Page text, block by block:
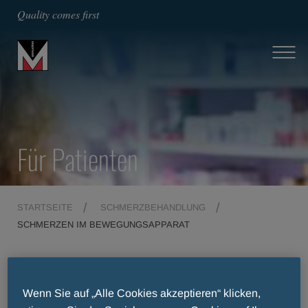
Quality comes first
Für Patienten
STARTSEITE
SCHMERZBEHANDLUNG
SCHMERZEN IM BEWEGUNGSAPPARAT
Schmerzen im
Wenn Sie auf „Alle Cookies akzeptieren“ klicken,